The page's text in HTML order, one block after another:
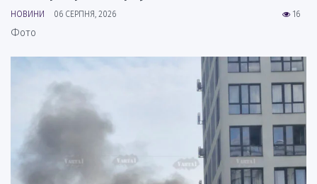
16
НОВИНИ 06 СЕРПНЯ, 2026
Фото